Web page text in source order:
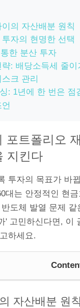
의 자산배분 원칙
자의 현명한 선택
한 분산 투자
: 배당소득세 줄이
크 관리
: 1년에 한 번은 점
포트폴리오
지킨다
투자의 목표가 바
대는 안정적인 현
도체 발열 문제
' 고민하신다면, 이
하세요.
자산배분 원칙